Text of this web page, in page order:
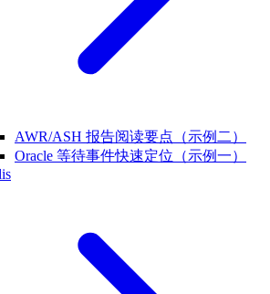
AWR/ASH 报告阅读要点（示例二）
Oracle 等待事件快速定位（示例一）